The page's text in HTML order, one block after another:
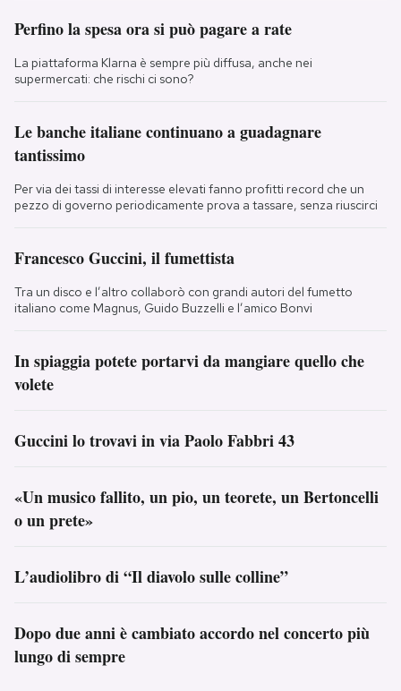
Perfino la spesa ora si può pagare a rate
La piattaforma Klarna è sempre più diffusa, anche nei
supermercati: che rischi ci sono?
Le banche italiane continuano a guadagnare
tantissimo
Per via dei tassi di interesse elevati fanno profitti record che un
pezzo di governo periodicamente prova a tassare, senza riuscirci
Francesco Guccini, il fumettista
Tra un disco e l’altro collaborò con grandi autori del fumetto
italiano come Magnus, Guido Buzzelli e l’amico Bonvi
In spiaggia potete portarvi da mangiare quello che
volete
Guccini lo trovavi in via Paolo Fabbri 43
«Un musico fallito, un pio, un teorete, un Bertoncelli
o un prete»
L’audiolibro di “Il diavolo sulle colline”
Dopo due anni è cambiato accordo nel concerto più
lungo di sempre